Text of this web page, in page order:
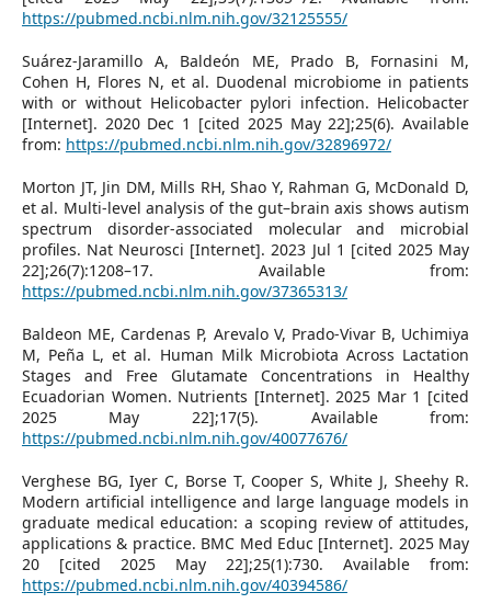
https://pubmed.ncbi.nlm.nih.gov/32125555/
Suárez-Jaramillo A, Baldeón ME, Prado B, Fornasini M,
Cohen H, Flores N, et al. Duodenal microbiome in patients
with or without Helicobacter pylori infection. Helicobacter
[Internet]. 2020 Dec 1 [cited 2025 May 22];25(6). Available
from: https://pubmed.ncbi.nlm.nih.gov/32896972/
Morton JT, Jin DM, Mills RH, Shao Y, Rahman G, McDonald D,
et al. Multi-level analysis of the gut–brain axis shows autism
spectrum disorder-associated molecular and microbial
profiles. Nat Neurosci [Internet]. 2023 Jul 1 [cited 2025 May
22];26(7):1208–17. Available from:
https://pubmed.ncbi.nlm.nih.gov/37365313/
Baldeon ME, Cardenas P, Arevalo V, Prado-Vivar B, Uchimiya
M, Peña L, et al. Human Milk Microbiota Across Lactation
Stages and Free Glutamate Concentrations in Healthy
Ecuadorian Women. Nutrients [Internet]. 2025 Mar 1 [cited
2025 May 22];17(5). Available from:
https://pubmed.ncbi.nlm.nih.gov/40077676/
Verghese BG, Iyer C, Borse T, Cooper S, White J, Sheehy R.
Modern artificial intelligence and large language models in
graduate medical education: a scoping review of attitudes,
applications & practice. BMC Med Educ [Internet]. 2025 May
20 [cited 2025 May 22];25(1):730. Available from:
https://pubmed.ncbi.nlm.nih.gov/40394586/